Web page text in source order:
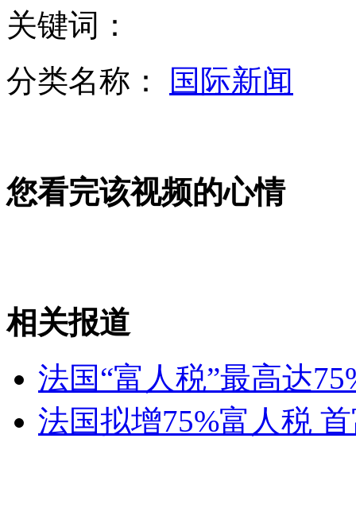
悲伤2012：也许他们只是上船了
卖淫女在公寓与男子性交易当场被抓
山西运城恶犬咬伤多人 警民合力深夜将其击毙
关键词：
分类名称：
国际新闻
您看完该视频的心情
相关报道
法国“富人税”最高达
法国拟增75%富人税